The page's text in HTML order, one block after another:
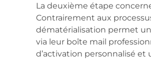
La deuxième étape
Contrairement aux
dématérialisation permet
via leur boîte mail
d’activation personnalisé et